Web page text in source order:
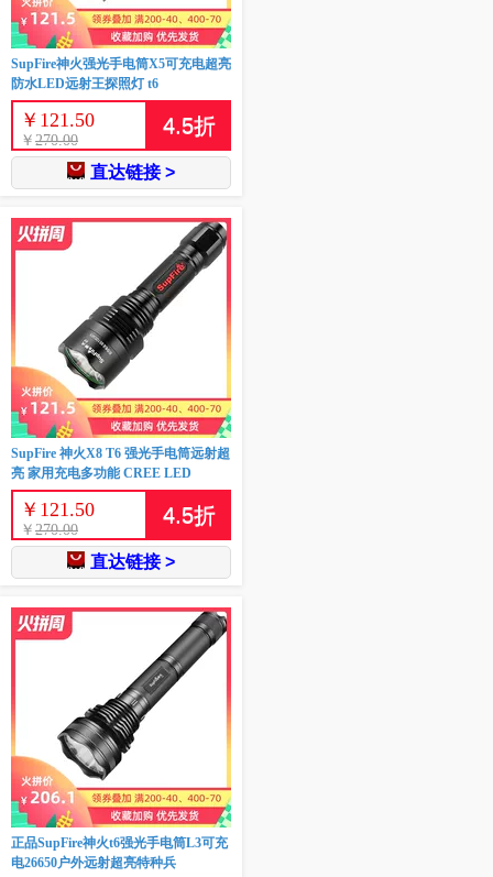
SupFire神火强光手电筒X5可充电超亮
防水LED远射王探照灯 t6
￥ 121.50
￥ 270.00
4.5折
直达链接 >
SupFire 神火X8 T6 强光手电筒远射超
亮 家用充电多功能 CREE LED
￥ 121.50
￥ 270.00
4.5折
直达链接 >
正品SupFire神火t6强光手电筒L3可充
电26650户外远射超亮特种兵